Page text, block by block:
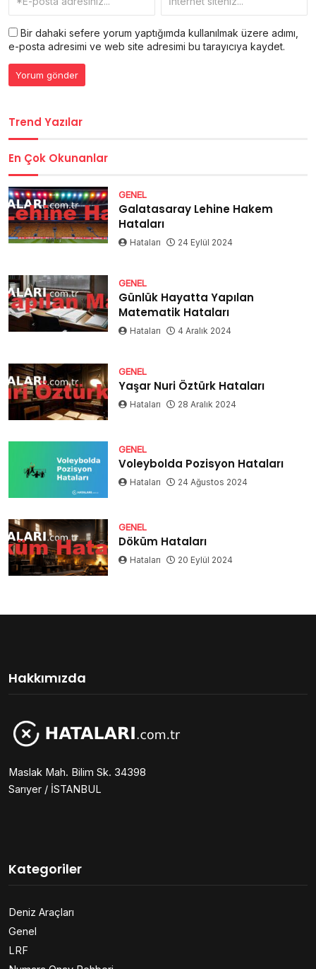
Bir dahaki sefere yorum yaptığımda kullanılmak üzere adımı,
e-posta adresimi ve web site adresimi bu tarayıcıya kaydet.
Trend Yazılar
En Çok Okunanlar
GENEL
Galatasaray Lehine Hakem
Hataları
Hataları 24 Eylül 2024
GENEL
Günlük Hayatta Yapılan
Matematik Hataları
Hataları 4 Aralık 2024
GENEL
Yaşar Nuri Öztürk Hataları
Hataları 28 Aralık 2024
GENEL
Voleybolda Pozisyon Hataları
Hataları 24 Ağustos 2024
GENEL
Döküm Hataları
Hataları 20 Eylül 2024
Hakkımızda
Maslak Mah. Bilim Sk. 34398
Sarıyer / İSTANBUL
Kategoriler
Deniz Araçları
Genel
LRF